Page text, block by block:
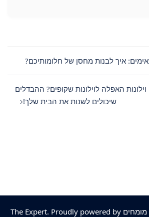
איך לבנות מחסן של חלומותיכם?
האפלה לוילונות שקופים? ההבדלים
שיכולים לשנות את הבית שלך!